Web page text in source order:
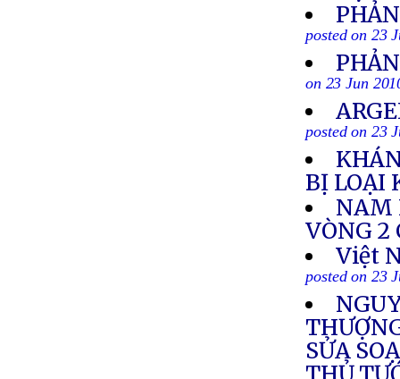
posted on 23
on 23 Jun
posted on 23
BỊ LOẠI
NAM
VÒNG 2
Việt
posted on 23
SỬA